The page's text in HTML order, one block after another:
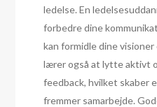
ledelse. En
forbedre dine
kan formidle dine
lærer også at lytte aktivt
feedback, hvilket skaber
fremmer samarbejde.